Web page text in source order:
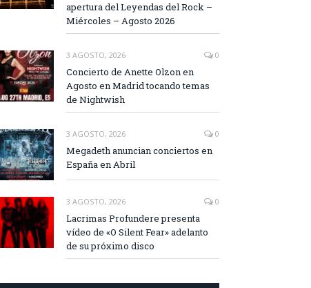
apertura del Leyendas del Rock –
Miércoles – Agosto 2026
3 AGOSTO, 2026 0
Concierto de Anette Olzon en
Agosto en Madrid tocando temas
de Nightwish
3 AGOSTO, 2026 0
Megadeth anuncian conciertos en
España en Abril
3 AGOSTO, 2026 0
Lacrimas Profundere presenta
vídeo de «O Silent Fear» adelanto
de su próximo disco